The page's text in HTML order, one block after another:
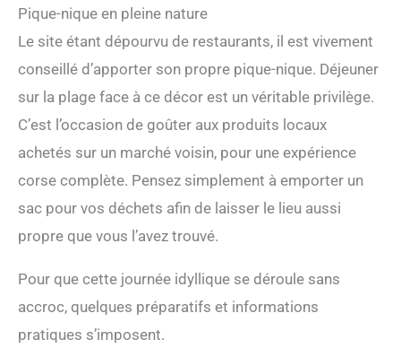
Pique-nique en pleine nature
Le site étant dépourvu de restaurants, il est vivement
conseillé d’apporter son propre pique-nique. Déjeuner
sur la plage face à ce décor est un véritable privilège.
C’est l’occasion de goûter aux produits locaux
achetés sur un marché voisin, pour une expérience
corse complète. Pensez simplement à emporter un
sac pour vos déchets afin de laisser le lieu aussi
propre que vous l’avez trouvé.
Pour que cette journée idyllique se déroule sans
accroc, quelques préparatifs et informations
pratiques s’imposent.